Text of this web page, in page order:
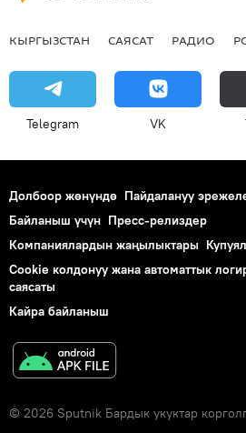
КЫРГЫЗСТАН САЯСАТ РАДИО
Telegram VK
Долбоор жөнүндө Пайдалануу
Байланыш үчүн Пресс-релиздер
Компаниялардын жаңылыктары
Cookie колдонуу жана автоматтык
саясаты
Кайра байланыш
© 2026 Sputnik Бардык укуктар